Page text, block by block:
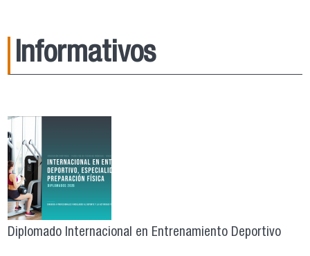
Informativos
Diplomado Internacional en Entrenamiento Deportivo